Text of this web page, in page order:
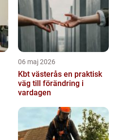
06 maj 2026
Kbt västerås en praktisk
väg till förändring i
vardagen